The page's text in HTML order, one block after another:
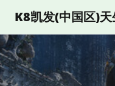
K8凯发(中国区)天